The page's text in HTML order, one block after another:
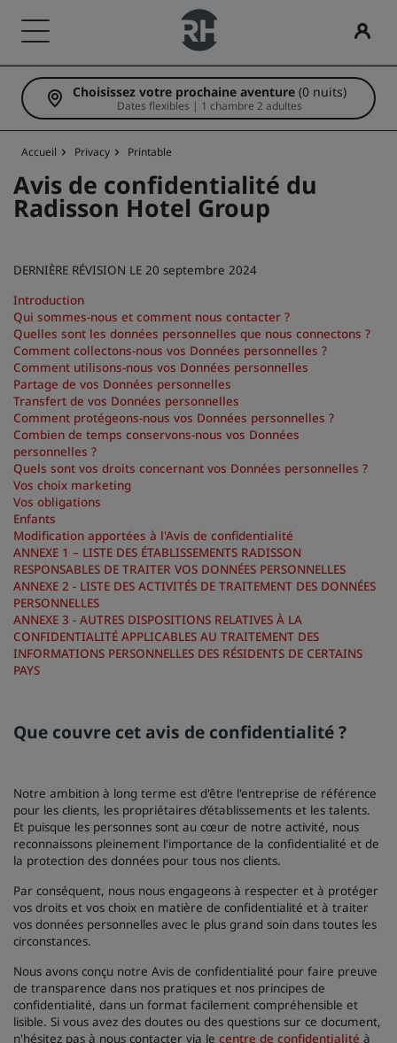
Nos enseignes
Radisson Collection
Radisson Individuals art'otel
Park Plaza Park Inn by Radisson
Prize by Radisson
Marques affiliées en Chine
J.
Trouvez votre hôtel
Resorts
Hôtels d'aéroport
Nouveaux et futurs hôtels
Réunions et événements
Réservez une salle de réunion
Pour les événements
Solutions d’entreprise
Rechercher des vols
Restaurants
Services numériques
Offres d'hôtels
Première réservation ?
Réservez à l’avance
Voir nos forfaits
Idées de voyage
Rad Pets
Séjours durables
Séjours d'équipes sportives
Voyageur d'affaires
Hôtels du centre-ville
Consultez notre blog
Radisson Rewards
Avantages pour les membres
Comment gagner des points
Bookers et Planners
Choisissez votre prochaine aventure (0 nuits)
Dates flexibles | 1 chambre 2 adultes
Accueil Privacy Printable
Avis de confidentialité du
Radisson Hotel Group
DERNIÈRE RÉVISION LE 20 septembre 2024
Introduction
Qui sommes-nous et comment nous contacter ?
Quelles sont les données personnelles que nous connectons ?
Comment collectons-nous vos Données personnelles ?
Comment utilisons-nous vos Données personnelles
Partage de vos Données personnelles
Transfert de vos Données personnelles
Comment protégeons-nous vos Données personnelles ?
Combien de temps conservons-nous vos Données
personnelles ?
Quels sont vos droits concernant vos Données personnelles ?
Vos choix marketing
Vos obligations
Enfants
Modification apportées à l'Avis de confidentialité
ANNEXE 1 – LISTE DES ÉTABLISSEMENTS RADISSON
RESPONSABLES DE TRAITER VOS DONNÉES PERSONNELLES
ANNEXE 2 - LISTE DES ACTIVITÉS DE TRAITEMENT DES DONNÉES
PERSONNELLES
ANNEXE 3 - AUTRES DISPOSITIONS RELATIVES À LA
CONFIDENTIALITÉ APPLICABLES AU TRAITEMENT DES
INFORMATIONS PERSONNELLES DES RÉSIDENTS DE CERTAINS
PAYS
Que couvre cet avis de confidentialité ?
Notre ambition à long terme est d'être l'entreprise de référence
pour les clients, les propriétaires d’établissements et les talents.
Et puisque les personnes sont au cœur de notre activité, nous
reconnaissons pleinement l'importance de la confidentialité et de
la protection des données pour tous nos clients.
Par conséquent, nous nous engageons à respecter et à protéger
vos droits et vos choix en matière de confidentialité et à traiter
vos données personnelles avec le plus grand soin dans toutes les
circonstances.
Nous avons conçu notre Avis de confidentialité pour faire preuve
de transparence dans nos pratiques et nos principes de
confidentialité, dans un format facilement compréhensible et
lisible. Si vous avez des doutes ou des questions sur ce document,
n'hésitez pas à nous contacter via le centre de confidentialité à